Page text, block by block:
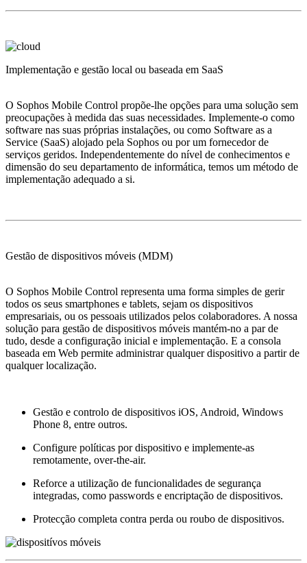
Implementação e gestão local ou baseada em SaaS
O Sophos Mobile Control propõe-lhe opções para uma solução sem
preocupações à medida das suas necessidades. Implemente-o como
software nas suas próprias instalações, ou como Software as a
Service (SaaS) alojado pela Sophos ou por um fornecedor de
serviços geridos. Independentemente do nível de conhecimentos e
dimensão do seu departamento de informática, temos um método de
implementação adequado a si.
Gestão de dispositivos móveis (MDM)
O Sophos Mobile Control representa uma forma simples de gerir
todos os seus smartphones e tablets, sejam os dispositivos
empresariais, ou os pessoais utilizados pelos colaboradores. A nossa
solução para gestão de dispositivos móveis mantém-no a par de
tudo, desde a configuração inicial e implementação. E a consola
baseada em Web permite administrar qualquer dispositivo a partir de
qualquer localização.
Gestão e controlo de dispositivos iOS, Android, Windows
Phone 8, entre outros.
Configure políticas por dispositivo e implemente-as
remotamente, over-the-air.
Reforce a utilização de funcionalidades de segurança
integradas, como passwords e encriptação de dispositivos.
Protecção completa contra perda ou roubo de dispositivos.